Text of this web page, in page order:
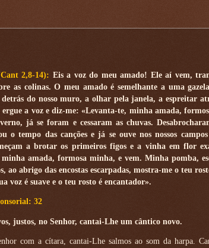
2,8-14): Eis a voz do meu amado! Ele aí vem,
as colinas. O meu amado é semelhante a uma
do nosso muro, a olhar pela janela, a espreitar
ergue a voz e diz-me: «Levanta-te, minha amada,
já se foram e cessaram as chuvas.
o tempo das canções e já se ouve nos nossos
a brotar os primeiros figos e a vinha em flor
amada, formosa minha, e vem. Minha pomba,
ao abrigo das encostas escarpadas, mostra-me o teu
voz é suave e o teu rosto é encantador».
32
justos, no Senhor, cantai-Lhe um cântico novo.
com a cítara, cantai-Lhe salmos ao som da harpa.